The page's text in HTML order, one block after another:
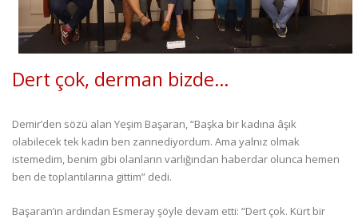
Dert çok, derman bizde…
Demir’den sözü alan Yeşim Başaran, “Başka bir kadına âşık
olabilecek tek kadın ben zannediyordum. Ama yalnız olmak
istemedim, benim gibi olanların varlığından haberdar olunca hemen
ben de toplantılarına gittim” dedi.
Başaran’ın ardından Esmeray şöyle devam etti: “Dert çok. Kürt bir